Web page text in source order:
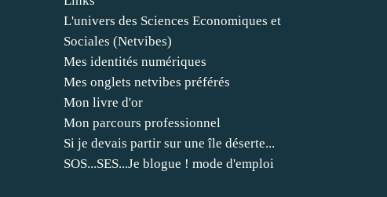
L'univers des Sciences Economiques et
Sociales (Netvibes)
Mes identités numériques
Mes onglets netvibes préférés
Mon livre d'or
Mon parcours professionnel
Si je devais partir sur une île déserte...
SOS...SES...Je blogue ! mode d'emploi